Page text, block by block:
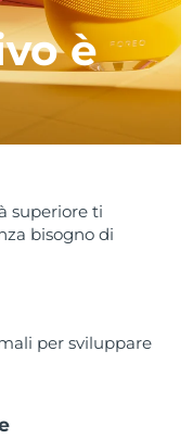
è
superiore ti
bisogno di
per sviluppare